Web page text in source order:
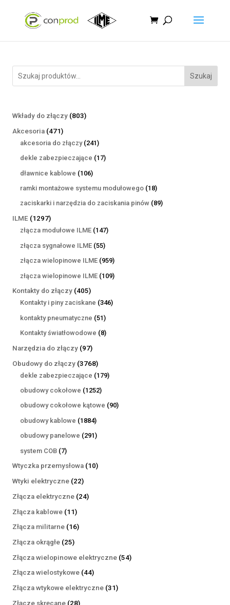
Szukaj
Wkłady do złączy 803803
Akcesoria 471471
produktów
akcesoria do złączy 241241
produktów
dekle zabezpieczające 1717
dławnice kablowe 106106
produktów
ramki montażowe systemu modułowego 1818
produktów
zaciskarki i narzędzia do zaciskania pinów 8989
ILME 12971297
produktów
złącza modułowe ILME 147147
złącza sygnałowe ILME 5555
produktów
złącza wielopinowe ILME 959959
produktów
złącza wielopinowe ILME 109109
Kontakty do złączy 405405
produktów
Kontakty i piny zaciskane 346346
kontakty pneumatyczne 5151
produktów
Kontakty światłowodowe 88
Narzędzia do złączy 9797
produktów
Obudowy do złączy 37683768
produktów
dekle zabezpieczające 179179
obudowy cokołowe 12521252
produkty
obudowy cokołowe kątowe 9090
obudowy kablowe 18841884
produkty
obudowy panelowe 291291
system COB 77
produktów
Wtyczka przemysłowa 1010
Wtyki elektryczne 2222
produkty
Złącza elektryczne 2424
Złącza kablowe 1111
produktów
Złącza militarne 1616
Złącza okrągłe 2525
produktów
Złącza wielopinowe elektryczne 5454
Złącza wielostykowe 4444
produkty
Złącza wtykowe elektryczne 3131
Złącze skręcane 2828